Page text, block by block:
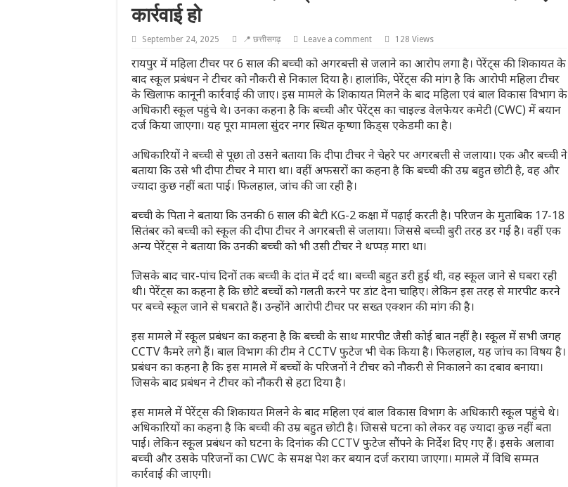
कार्रवाई हो
September 24, 2025 📍 छत्तीसगढ़ Leave a comment 128 Views
रायपुर में महिला टीचर पर 6 साल की बच्ची को अगरबत्ती से जलाने का आरोप लगा है। पेरेंट्स की शिकायत के
बाद स्कूल प्रबंधन ने टीचर को नौकरी से निकाल दिया है। हालांकि, पेरेंट्स की मांग है कि आरोपी महिला टीचर
के खिलाफ कानूनी कार्रवाई की जाए। इस मामले के शिकायत मिलने के बाद महिला एवं बाल विकास विभाग के
अधिकारी स्कूल पहुंचे थे। उनका कहना है कि बच्ची और पेरेंट्स का चाइल्ड वेलफेयर कमेटी (CWC) में बयान
दर्ज किया जाएगा। यह पूरा मामला सुंदर नगर स्थित कृष्णा किड्स एकेडमी का है।
अधिकारियों ने बच्ची से पूछा तो उसने बताया कि दीपा टीचर ने चेहरे पर अगरबत्ती से जलाया। एक और बच्ची ने
बताया कि उसे भी दीपा टीचर ने मारा था। वहीं अफसरों का कहना है कि बच्ची की उम्र बहुत छोटी है, वह और
ज्यादा कुछ नहीं बता पाई। फिलहाल, जांच की जा रही है।
बच्ची के पिता ने बताया कि उनकी 6 साल की बेटी KG-2 कक्षा में पढ़ाई करती है। परिजन के मुताबिक 17-18
सितंबर को बच्ची को स्कूल की दीपा टीचर ने अगरबत्ती से जलाया। जिससे बच्ची बुरी तरह डर गई है। वहीं एक
अन्य पेरेंट्स ने बताया कि उनकी बच्ची को भी उसी टीचर ने थप्पड़ मारा था।
जिसके बाद चार-पांच दिनों तक बच्ची के दांत में दर्द था। बच्ची बहुत डरी हुई थी, वह स्कूल जाने से घबरा रही
थी। पेरेंट्स का कहना है कि छोटे बच्चों को गलती करने पर डांट देना चाहिए। लेकिन इस तरह से मारपीट करने
पर बच्चे स्कूल जाने से घबराते हैं। उन्होंने आरोपी टीचर पर सख्त एक्शन की मांग की है।
इस मामले में स्कूल प्रबंधन का कहना है कि बच्ची के साथ मारपीट जैसी कोई बात नहीं है। स्कूल में सभी जगह
CCTV कैमरे लगे हैं। बाल विभाग की टीम ने CCTV फुटेज भी चेक किया है। फिलहाल, यह जांच का विषय है।
प्रबंधन का कहना है कि इस मामले में बच्चों के परिजनों ने टीचर को नौकरी से निकालने का दबाव बनाया।
जिसके बाद प्रबंधन ने टीचर को नौकरी से हटा दिया है।
इस मामले में पेरेंट्स की शिकायत मिलने के बाद महिला एवं बाल विकास विभाग के अधिकारी स्कूल पहुंचे थे।
अधिकारियों का कहना है कि बच्ची की उम्र बहुत छोटी है। जिससे घटना को लेकर वह ज्यादा कुछ नहीं बता
पाई। लेकिन स्कूल प्रबंधन को घटना के दिनांक की CCTV फुटेज सौंपने के निर्देश दिए गए हैं। इसके अलावा
बच्ची और उसके परिजनों का CWC के समक्ष पेश कर बयान दर्ज कराया जाएगा। मामले में विधि सम्मत
कार्रवाई की जाएगी।